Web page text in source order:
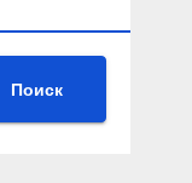
Поиск